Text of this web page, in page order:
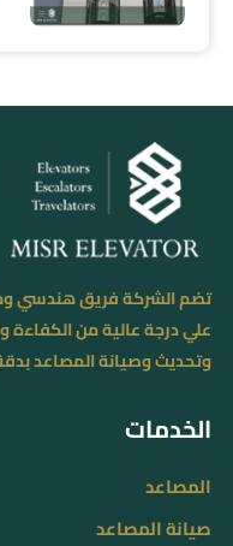
تضم الشركة فريق هندسي
علي درجة عالية من الكفاءة
وتحديث وصيانة المصاعد بدقة
الخدمات
المصاعد
صيانة المصاعد